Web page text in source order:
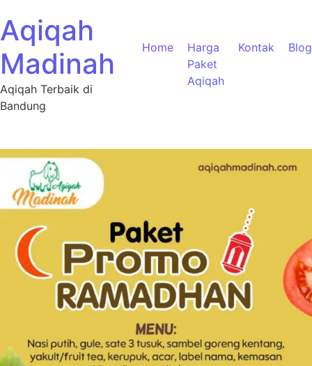
Aqiqah
Madinah
Aqiqah Terbaik di
Bandung
Home
Harga
Paket
Aqiqah
Kontak Blog